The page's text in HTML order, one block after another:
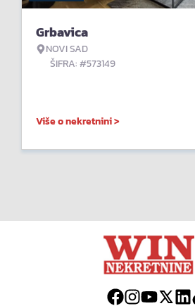
Grbavica
NOVI SAD
ŠIFRA: #573149
Više o nekretnini >